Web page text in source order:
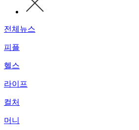
전체뉴스
피플
헬스
라이프
컬처
머니